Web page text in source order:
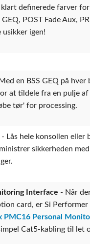
definerede farver for
POST Fade Aux,
igen!
en BSS GEQ på hver
at tildele fra en pulje af
tør' for processing.
- Lås hele konsollen eller
sikkerheden
Interface - Når
card, er Si
PMC16 Personal
Cat5-kabling til let